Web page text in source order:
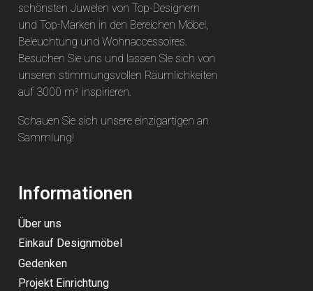
schönsten Juwelen von Top-Designern
und Top-Marken in den Bereichen Möbel,
Beleuchtung und Wohnaccessoires.
Besuchen Sie uns und lassen Sie sich von
unseren stimmungsvollen Räumlichkeiten
auf 3000 m² inspirieren.
Schauen Sie sich unsere einzigartigen an
Sammlung!
Informationen
Über uns
Einkauf Designmöbel
Gedenken
Projekt Einrichtung